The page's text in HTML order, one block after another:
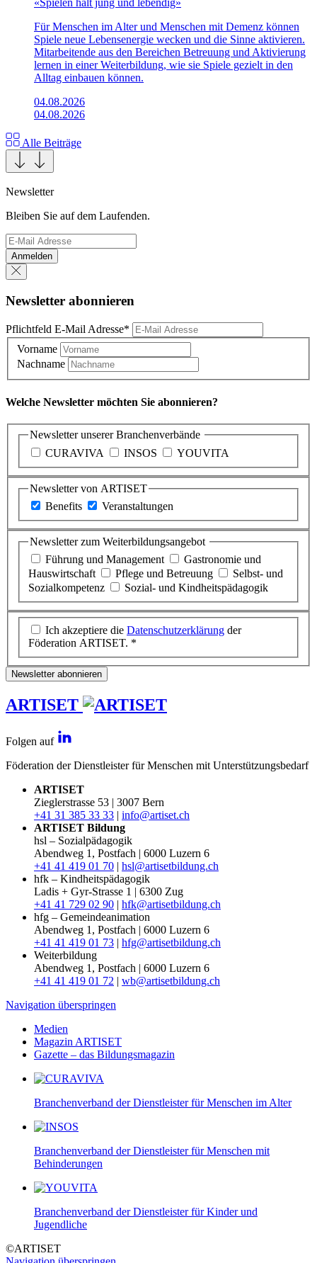
«Spielen hält jung und lebendig»
Für Menschen im Alter und Menschen mit Demenz können
Spiele neue Lebensenergie wecken und die Sinne aktivieren.
Mitarbeitende aus den Bereichen Betreuung und Aktivierung
lernen in einer Weiterbildung, wie sie Spiele gezielt in den
Alltag einbauen können.
04.08.2026
04.08.2026
Alle Beiträge
Newsletter
Bleiben Sie auf dem Laufenden.
Anmelden
Newsletter abonnieren
Pflichtfeld E-Mail Adresse*
Vorname
Nachname
Welche Newsletter möchten Sie abonnieren?
Newsletter unserer Branchenverbände
CURAVIVA
INSOS YOUVITA
Newsletter von ARTISET
Benefits
Veranstaltungen
Newsletter zum Weiterbildungsangebot
Führung und Management
Gastronomie und
Hauswirtschaft
Pflege und Betreuung
Selbst- und
Sozialkompetenz
Sozial- und Kindheitspädagogik
Ich akzeptiere die Datenschutzerklärung der
Föderation ARTISET. *
Newsletter abonnieren
ARTISET
Folgen auf
Föderation der Dienstleister für Menschen mit Unterstützungsbedarf
ARTISET
Zieglerstrasse 53 | 3007 Bern
+41 31 385 33 33 | info@artiset.ch
ARTISET Bildung
hsl – Sozialpädagogik
Abendweg 1, Postfach | 6000 Luzern 6
+41 41 419 01 70 | hsl@artisetbildung.ch
hfk – Kindheitspädagogik
Ladis + Gyr-Strasse 1 | 6300 Zug
+41 41 729 02 90 | hfk@artisetbildung.ch
hfg – Gemeindeanimation
Abendweg 1, Postfach | 6000 Luzern 6
+41 41 419 01 73 | hfg@artisetbildung.ch
Weiterbildung
Abendweg 1, Postfach | 6000 Luzern 6
+41 41 419 01 72 | wb@artisetbildung.ch
Navigation überspringen
Medien
Magazin ARTISET
Gazette – das Bildungsmagazin
Branchenverband der Dienstleister für Menschen im Alter
Branchenverband der Dienstleister für Menschen mit
Behinderungen
Branchenverband der Dienstleister für Kinder und
Jugendliche
©ARTISET